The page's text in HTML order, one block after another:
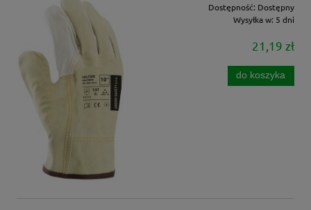
Dostępność: Dostępny
Wysyłka w: 5 dni
21,19 zł
do koszyka